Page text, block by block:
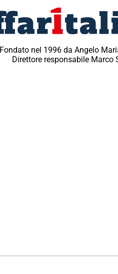
Fondato nel 1996 da Angelo
Direttore responsabile Marco